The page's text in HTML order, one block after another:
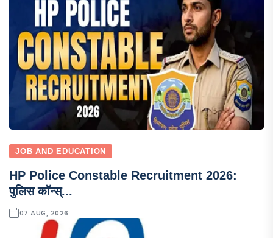
JOB AND EDUCATION
HP Police Constable Recruitment 2026:
पुलिस कॉन्स्...
07 AUG, 2026